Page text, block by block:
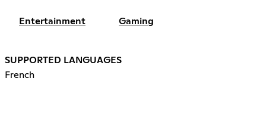
Entertainment Gaming
SUPPORTED LANGUAGES
French